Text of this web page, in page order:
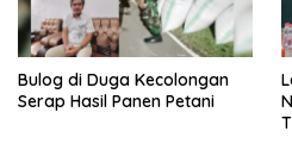
Bulog di Duga Kecolongan
Serap Hasil Panen Petani